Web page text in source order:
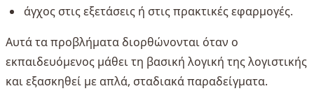
άγχος στις εξετάσεις ή στις πρακτικές εφαρμογές.
Αυτά τα προβλήματα διορθώνονται όταν ο
εκπαιδευόμενος μάθει τη βασική λογική της λογιστικής
και εξασκηθεί με απλά, σταδιακά παραδείγματα.